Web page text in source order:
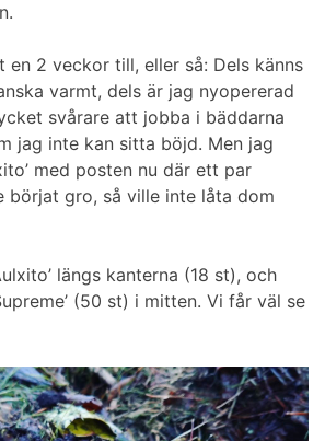
en 2 veckor till, eller så: Dels känns
varmt, dels är jag nyopererad
svårare att jobba i bäddarna
jag inte kan sitta böjd. Men jag
med posten nu där ett par
börjat gro, så ville inte låta dom
längs kanterna (18 st), och
(50 st) i mitten. Vi får väl se